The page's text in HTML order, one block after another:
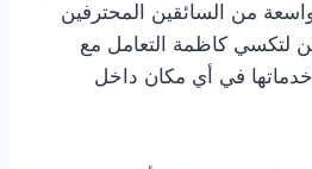
من السائقين المحترفين
لتكسي كاظمة التعامل مع
في أي مكان داخل